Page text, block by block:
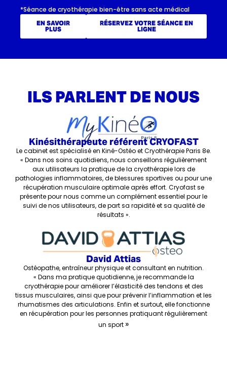
*Séance de cryothérapie bien-être sans acte médical
EN SAVOIR
PLUS
RÉSERVEZ VOTRE SÉANCE EN
LIGNE
ILS PARLENT DE NOUS
Kinésithérapeute référent CRYOFAST
Le cabinet est spécialisé en Kiné-Ostéo et Cryothérapie Paris 8e.
« Dans nos soins quotidiens, nous conseillons régulièrement
aux utilisateurs la pratique de la cryothérapie lors de
pathologies inflammatoires, de blessures sportives ou pour une
récupération musculaire optimale après effort. Cryofast se
présente pour nous comme un complément essentiel pour le
suivi de nos utilisateurs, de part sa rapidité et sa qualité de
résultats ».
David Attias
Ostéopathe, entraîneur physique et consultant en nutrition.
« Dans ma pratique quotidienne, je recommande la
cryothérapie pour améliorer l’élasticité des tendons et des
tissus musculaires, ainsi que pour prévenir l’inflammation et les
rhumatismes des articulations. Enfin et surtout, elle fonctionne
en récupération pour les personnes pratiquant régulièrement
un sport »